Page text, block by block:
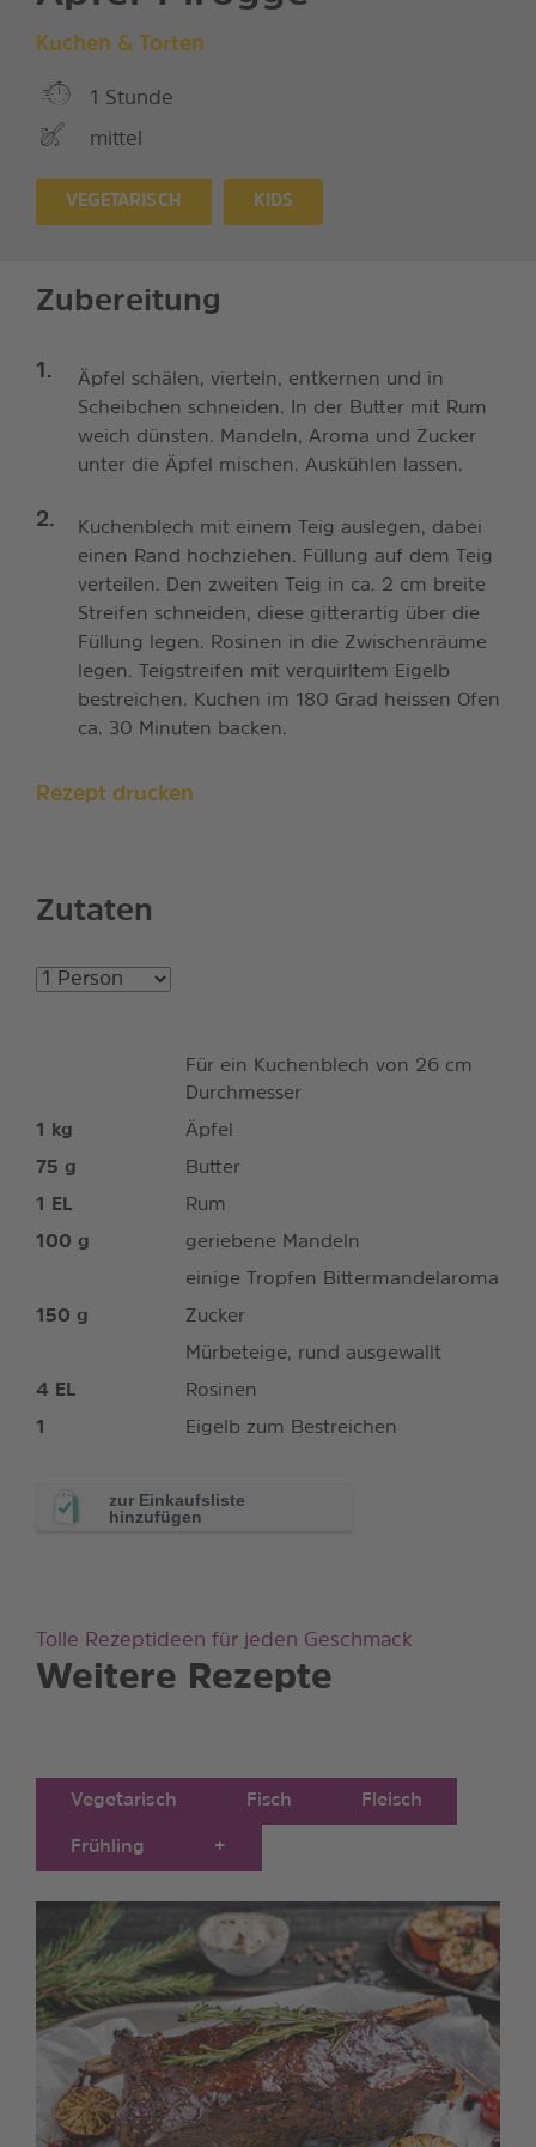
Kuchen & Torten
1 Stunde
mittel
VEGETARISCH KIDS
Zubereitung
Äpfel schälen, vierteln, entkernen und in
Scheibchen schneiden. In der Butter mit Rum
weich dünsten. Mandeln, Aroma und Zucker
unter die Äpfel mischen. Auskühlen lassen.
Kuchenblech mit einem Teig auslegen, dabei
einen Rand hochziehen. Füllung auf dem Teig
verteilen. Den zweiten Teig in ca. 2 cm breite
Streifen schneiden, diese gitterartig über die
Füllung legen. Rosinen in die Zwischenräume
legen. Teigstreifen mit verquirltem Eigelb
bestreichen. Kuchen im 180 Grad heissen Ofen
ca. 30 Minuten backen.
Rezept drucken
Zutaten
Für ein Kuchenblech von 26 cm
Durchmesser
1 kg
Äpfel
75 g
Butter
1 EL
Rum
100 g
geriebene Mandeln
einige Tropfen Bittermandelaroma
150 g
Zucker
Mürbeteige, rund ausgewallt
4 EL
Rosinen
1
Eigelb zum Bestreichen
zur Einkaufsliste
hinzufügen
Weitere Rezepte
Tolle Rezeptideen für jeden Geschmack
Vegetarisch Fisch Fleisch
Frühling +